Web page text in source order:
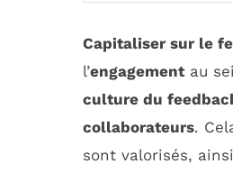
Capitaliser sur le
l’engagementau
culture du
collaborateurs.
sont valorisés,